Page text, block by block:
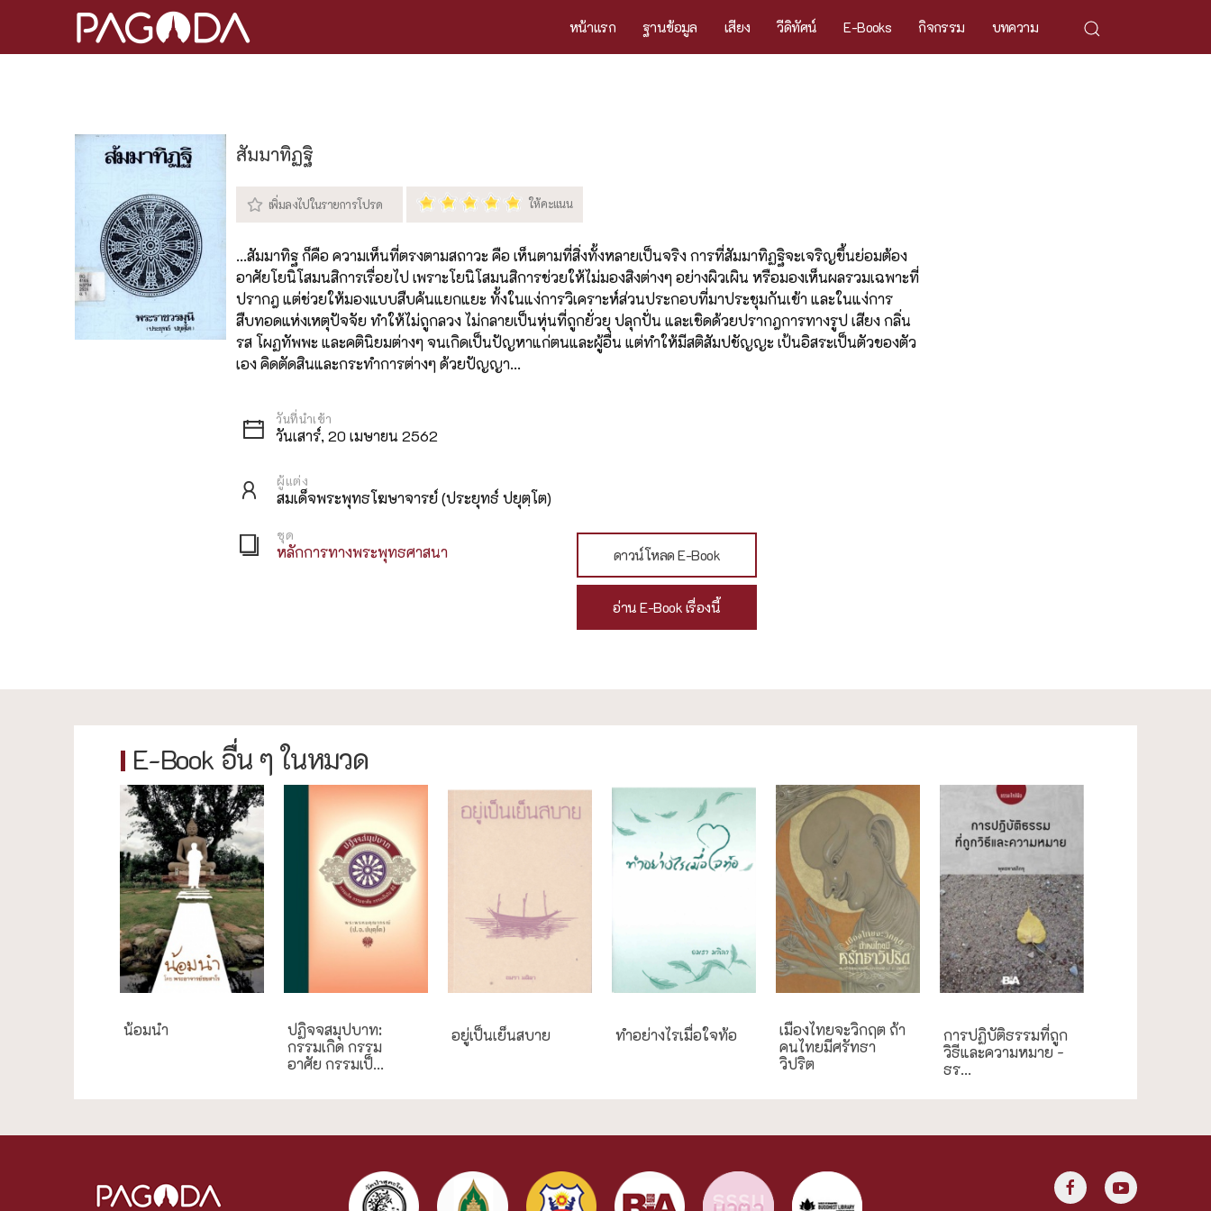
หน้าแรก ฐานข้อมูล เสียง วีดิทัศน์ E-Books กิจกรรม บทความ
สัมมาทิฏฐิ
...สัมมาทิฐ ก็คือ ความเห็นที่ตรงตามสถาวะ คือ เห็นตามที่สิ่งทั้งหลายเป็นจริง การที่สัมมาทิฏฐิจะเจริญขึ้นย่อมต้อง
อาศัยโยนิโสมนสิการเรื่อยไป เพราะโยนิโสมนสิการช่วยให้ไม่มองสิงต่างๆ อย่างผิวเผิน หรือมองเห็นผลรวมเฉพาะที่
ปรากฎ แต่ช่วยให้มองแบบสืบค้นแยกแยะ ทั้งในแง่การวิเคราะห์ส่วนประกอบที่มาประชุมกันเข้า และในแง่การ
สืบทอดแห่งเหตุปัจจัย ทำให้ไม่ถูกลวง ไม่กลายเป็นหุ่นที่ถูกยั่วยุ ปลุกปั่น และเชิดด้วยปรากฎการทางรูป เสียง กลิ่น
รส โผฏทัพพะ และคตินิยมต่างๆ จนเกิดเป็นปัญหาแก่ตนและผู้อื่น แต่ทำให้มีสติสัมปชัญญะ เป้นอิสระเป็นตัวของตัว
เอง คิดตัดสินและกระทำการต่างๆ ด้วยปัญญา...
วันเสาร์, 20 เมษายน 2562
ผู้แต่ง
สมเด็จพระพุทธโฆษาจารย์ (ประยุทธ์ ปยุตฺโต)
ชุด
หลักการทางพระพุทธศาสนา ดาวน์โหลด E-Book
อ่าน E-Book เรื่องนี้
E-Book อื่น ๆ ในหมวด
น้อมนำ
ปฏิจจสมุปบาท:
กรรมเกิด กรรม
อาศัย กรรมเป็...
อยู่เป็นเย็นสบาย
ทำอย่างไรเมื่อใจท้อ
เมืองไทยจะวิกฤต ถ้า
คนไทยมีศรัทธา
วิปริต
การปฏิบัติธรรมที่ถูก
วิธีและความหมาย -
ธร...